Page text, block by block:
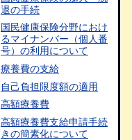
退の手続
国民健康保険分野におけ
るマイナンバー（個人番
号）の利用について
療養費の支給
自己負担限度額の適用
高額療養費
高額療養費支給申請手続
きの簡素化について